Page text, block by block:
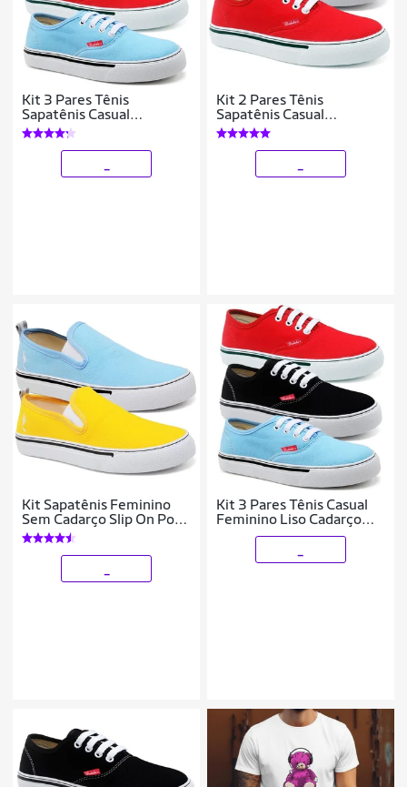
Kit 3 Pares Tênis
Sapatênis Casual
Feminino Polo Blu Leve
Kit 2 Pares Tênis
Sapatênis Casual
Feminino Polo Blu Leve
Kit Sapatênis Feminino
Sem Cadarço Slip On Polo
Blu Leve Calce Fácil
Kit 3 Pares Tênis Casual
Feminino Liso Cadarço
Conforto Leve